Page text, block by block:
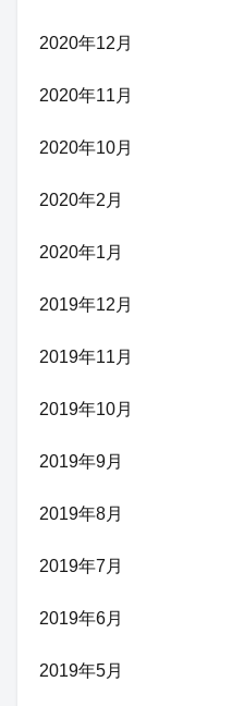
2020年12月
2020年11月
2020年10月
2020年2月
2020年1月
2019年12月
2019年11月
2019年10月
2019年9月
2019年8月
2019年7月
2019年6月
2019年5月